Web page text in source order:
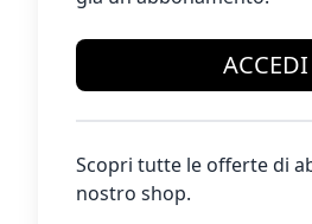
ACCEDI
Scopri tutte le offerte di
nostro shop.